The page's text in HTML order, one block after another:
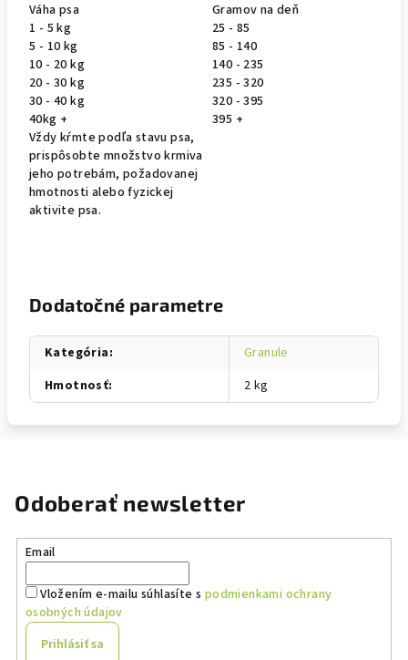
Váha psa
Gramov na deň
1 - 5 kg
25 - 85
5 - 10 kg
85 - 140
10 - 20 kg
140 - 235
20 - 30 kg
235 - 320
30 - 40 kg
320 - 395
40kg +
395 +
Vždy kŕmte podľa stavu psa,
prispôsobte množstvo krmiva
jeho potrebám, požadovanej
hmotnosti alebo fyzickej
aktivite psa.
Dodatočné parametre
Kategória:
Granule
Hmotnosť: 2 kg
Odoberať newsletter
Email
Vložením e-mailu súhlasíte s podmienkami ochrany
osobných údajov
Prihlásiť sa